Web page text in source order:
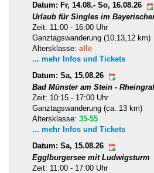
Datum: Fr, 14.08.- So, 16.08.26
Urlaub für Singles im
Zeit: 11:00 - 16:00 Uhr
Ganztagswanderung (10,13,12 km)
Altersklasse: alle
... mehr Infos und Tickets
Datum: Sa, 15.08.26
Bad Münster am Stein -
Zeit: 10:15 - 17:00 Uhr
Ganztagswanderung (ca. 13 km)
Altersklasse: 35-55
... mehr Infos und Tickets
Datum: Sa, 15.08.26
Egglburgersee mit Ludwigsturm
Zeit: 11:00 - 17:00 Uhr